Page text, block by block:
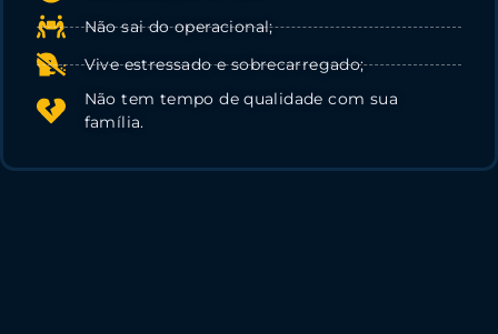
Não sai do operacional;
Vive estressado e sobrecarregado;
Não tem tempo de qualidade com sua
família.